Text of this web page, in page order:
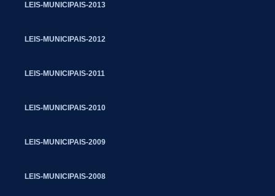
LEIS-MUNICIPAIS-2013
LEIS-MUNICIPAIS-2012
LEIS-MUNICIPAIS-2011
LEIS-MUNICIPAIS-2010
LEIS-MUNICIPAIS-2009
LEIS-MUNICIPAIS-2008